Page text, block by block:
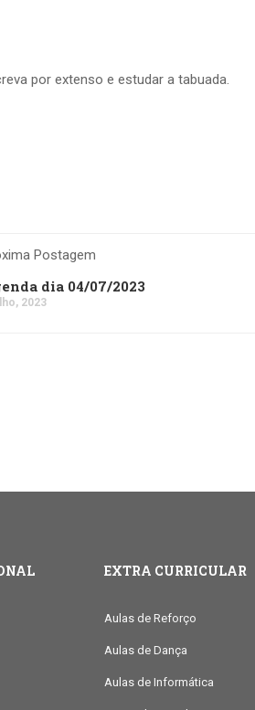
por extenso e estudar a tabuada.
Postagem
dia 04/07/2023
2023
EXTRA CURRICULAR
Aulas de Reforço
Aulas de Dança
Aulas de Informática